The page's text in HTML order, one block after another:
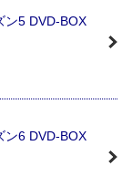
ン5 DVD-BOX
ン6 DVD-BOX